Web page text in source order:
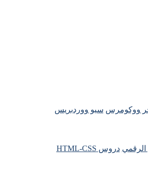
ووكومرس سيو ووردبريس
الرقمي دروس HTML-CSS